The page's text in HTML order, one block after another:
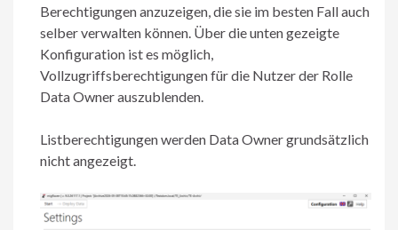
Berechtigungen anzuzeigen, die sie im besten Fall auch
selber verwalten können. Über die unten gezeigte
Konfiguration ist es möglich,
Vollzugriffsberechtigungen für die Nutzer der Rolle
Data Owner auszublenden.
Listberechtigungen werden Data Owner grundsätzlich
nicht angezeigt.